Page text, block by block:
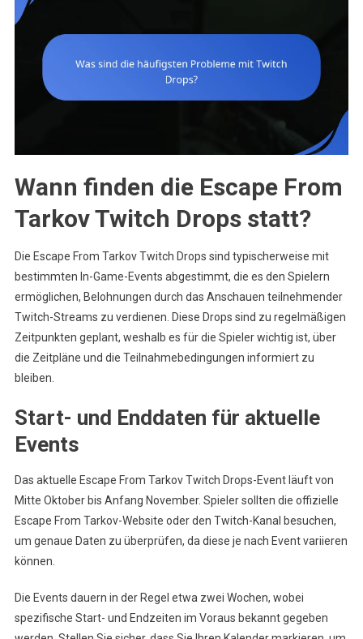
Wann finden die Escape From
Tarkov Twitch Drops statt?
Die Escape From Tarkov Twitch Drops sind typischerweise mit
bestimmten In-Game-Events abgestimmt, die es den Spielern
ermöglichen, Belohnungen durch das Anschauen teilnehmender
Twitch-Streams zu verdienen. Diese Drops sind zu regelmäßigen
Zeitpunkten geplant, weshalb es für die Spieler wichtig ist, über
die Zeitpläne und die Teilnahmebedingungen informiert zu
bleiben.
Start- und Enddaten für aktuelle
Events
Das aktuelle Escape From Tarkov Twitch Drops-Event läuft von
Mitte Oktober bis Anfang November. Spieler sollten die offizielle
Escape From Tarkov-Website oder den Twitch-Kanal besuchen,
um genaue Daten zu überprüfen, da diese je nach Event variieren
können.
Die Events dauern in der Regel etwa zwei Wochen, wobei
spezifische Start- und Endzeiten im Voraus bekannt gegeben